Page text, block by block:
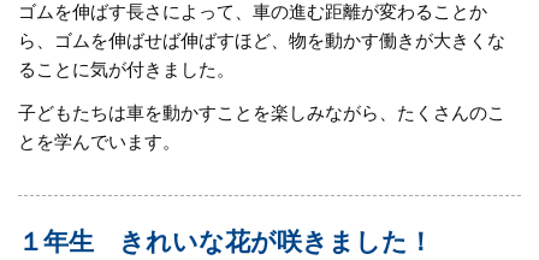
ゴムを伸ばす長さによって、車の進む距離が変わることか
ら、ゴムを伸ばせば伸ばすほど、物を動かす働きが大きくな
ることに気が付きました。
子どもたちは車を動かすことを楽しみながら、たくさんのこ
とを学んでいます。
１年生 きれいな花が咲きました！